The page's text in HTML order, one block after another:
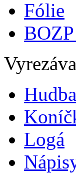
Fólie
Hudba
Logá